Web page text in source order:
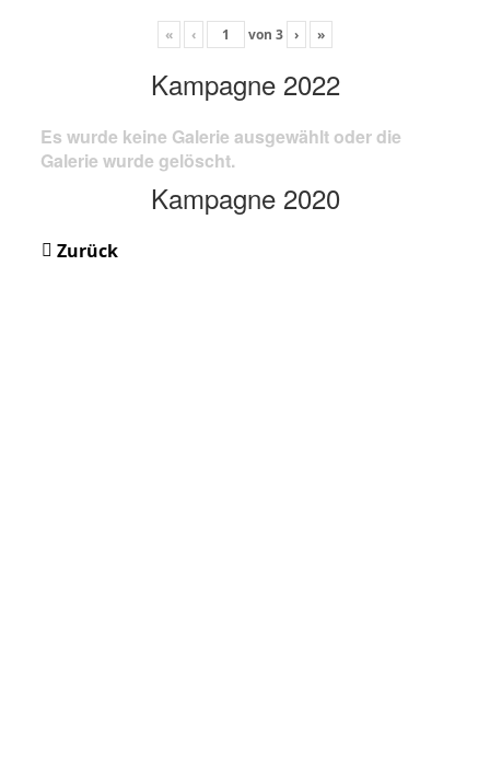
« ‹ von 3 › »
Kampagne 2022
Es wurde keine Galerie ausgewählt oder die
Galerie wurde gelöscht.
Kampagne 2020
Zurück